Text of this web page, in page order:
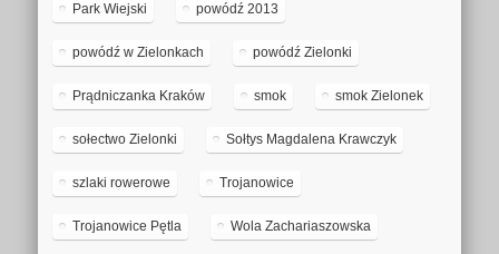
Park Wiejski powódź 2013
powódź w Zielonkach powódź Zielonki
Prądniczanka Kraków smok smok Zielonek
sołectwo Zielonki Sołtys Magdalena Krawczyk
szlaki rowerowe Trojanowice
Trojanowice Pętla Wola Zachariaszowska